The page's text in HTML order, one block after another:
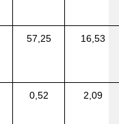
57,25 16,53
0,52 2,09